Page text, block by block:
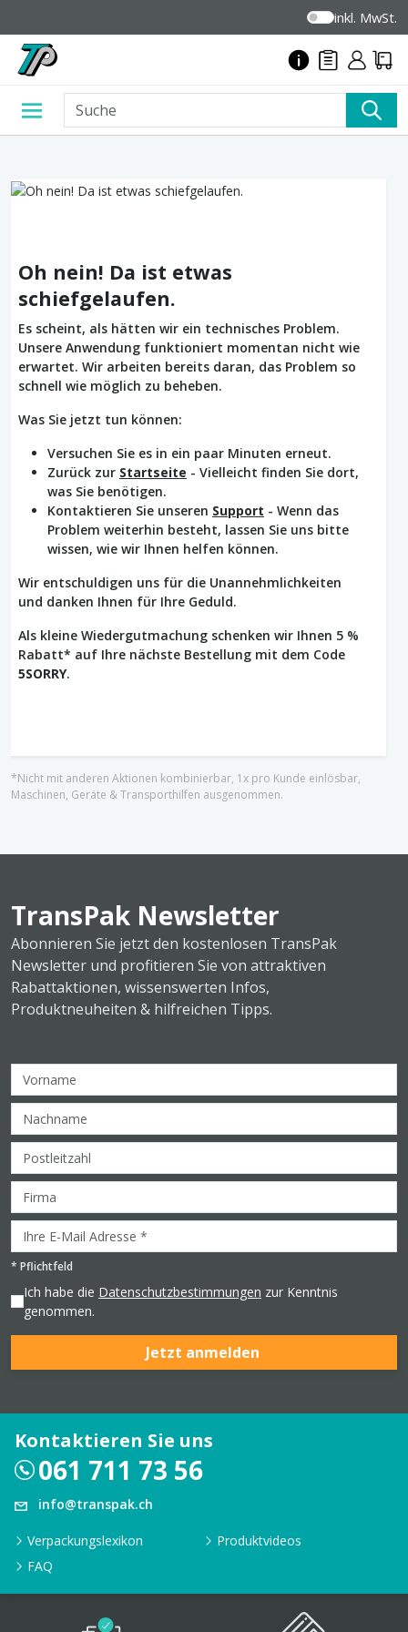
inkl. MwSt.
Oh nein! Da ist etwas
schiefgelaufen.
Es scheint, als hätten wir ein technisches Problem.
Unsere Anwendung funktioniert momentan nicht wie
erwartet. Wir arbeiten bereits daran, das Problem so
schnell wie möglich zu beheben.
Was Sie jetzt tun können:
Versuchen Sie es in ein paar Minuten erneut.
Zurück zur Startseite - Vielleicht finden Sie dort,
was Sie benötigen.
Kontaktieren Sie unseren Support - Wenn das
Problem weiterhin besteht, lassen Sie uns bitte
wissen, wie wir Ihnen helfen können.
Wir entschuldigen uns für die Unannehmlichkeiten
und danken Ihnen für Ihre Geduld.
Als kleine Wiedergutmachung schenken wir Ihnen 5 %
Rabatt* auf Ihre nächste Bestellung mit dem Code
5SORRY.
*Nicht mit anderen Aktionen kombinierbar, 1x pro Kunde einlösbar,
Maschinen, Geräte & Transporthilfen ausgenommen.
TransPak Newsletter
Abonnieren Sie jetzt den kostenlosen TransPak
Newsletter und profitieren Sie von attraktiven
Rabattaktionen, wissenswerten Infos,
Produktneuheiten & hilfreichen Tipps.
* Pflichtfeld
Ich habe die Datenschutzbestimmungen zur Kenntnis
genommen.
Jetzt anmelden
Kontaktieren Sie uns
061 711 73 56
info@transpak.ch
Verpackungslexikon
Produktvideos
FAQ